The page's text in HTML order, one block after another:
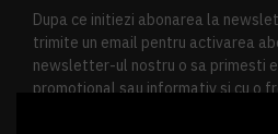
Dupa ce initiezi abonarea la
trimite un email pentru activarea
newsletter-ul nostru o sa primesti
promotional sau informativ si cu o
redusa. Daca doresti sa te